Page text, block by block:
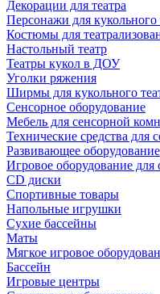
Декорации для театра
Персонажи для кукольного
Костюмы для
Настольный театр
Театры кукол в ДОУ
Уголки ряжения
Ширмы для кукольного
Сенсорное оборудование
Мебель для сенсорной
Технические средства для
Развивающее оборудование
Игровое оборудование
CD диски
Спортивные товары
Напольные игрушки
Сухие бассейны
Маты
Мягкое игровое
Бассейн
Игровые центры